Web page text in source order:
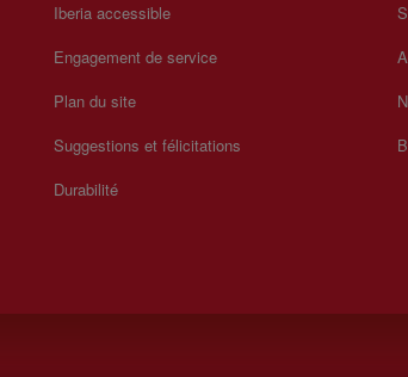
Iberia accessible
Engagement de service
Plan du site
Suggestions et félicitations
Durabilité